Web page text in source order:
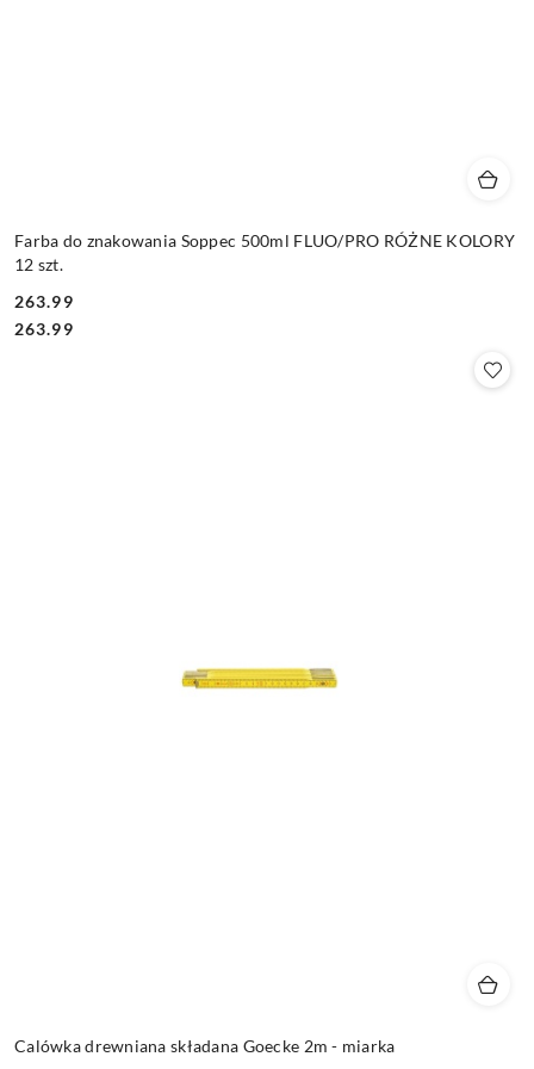
Farba do znakowania Soppec 500ml FLUO/PRO RÓŻNE KOLORY
12 szt.
Cena:
263.99
Cena:
263.99
Calówka drewniana składana Goecke 2m - miarka